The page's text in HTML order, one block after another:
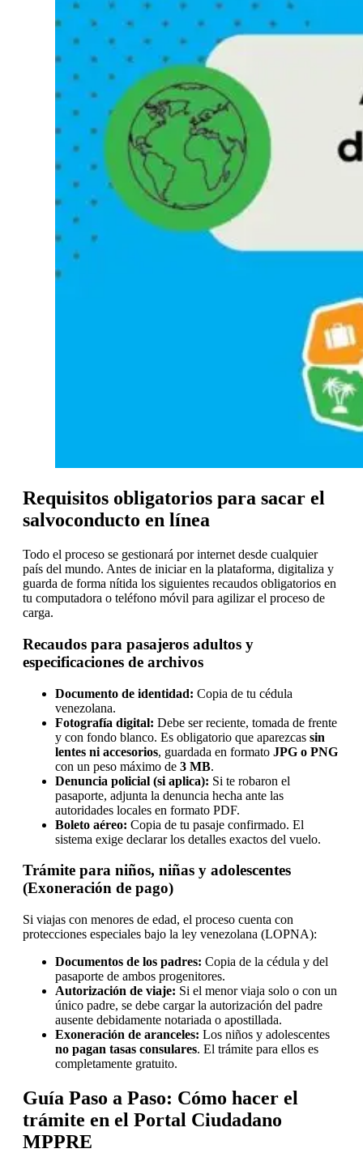
Requisitos obligatorios para sacar el
salvoconducto en línea
Todo el proceso se gestionará por internet desde cualquier
país del mundo. Antes de iniciar en la plataforma, digitaliza y
guarda de forma nítida los siguientes recaudos obligatorios en
tu computadora o teléfono móvil para agilizar el proceso de
carga.
Recaudos para pasajeros adultos y
especificaciones de archivos
Documento de identidad: Copia de tu cédula
venezolana.
Fotografía digital: Debe ser reciente, tomada de frente
y con fondo blanco. Es obligatorio que aparezcas sin
lentes ni accesorios, guardada en formato JPG o PNG
con un peso máximo de 3 MB.
Denuncia policial (si aplica): Si te robaron el
pasaporte, adjunta la denuncia hecha ante las
autoridades locales en formato PDF.
Boleto aéreo: Copia de tu pasaje confirmado. El
sistema exige declarar los detalles exactos del vuelo.
Trámite para niños, niñas y adolescentes
(Exoneración de pago)
Si viajas con menores de edad, el proceso cuenta con
protecciones especiales bajo la ley venezolana (LOPNA):
Documentos de los padres: Copia de la cédula y del
pasaporte de ambos progenitores.
Autorización de viaje: Si el menor viaja solo o con un
único padre, se debe cargar la autorización del padre
ausente debidamente notariada o apostillada.
Exoneración de aranceles: Los niños y adolescentes
no pagan tasas consulares. El trámite para ellos es
completamente gratuito.
Guía Paso a Paso: Cómo hacer el
trámite en el Portal Ciudadano
MPPRE